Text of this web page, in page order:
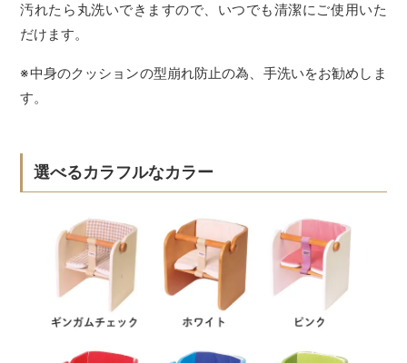
汚れたら丸洗いできますので、いつでも清潔にご使用いた
だけます。
※中身のクッションの型崩れ防止の為、手洗いをお勧めしま
す。
選べるカラフルなカラー